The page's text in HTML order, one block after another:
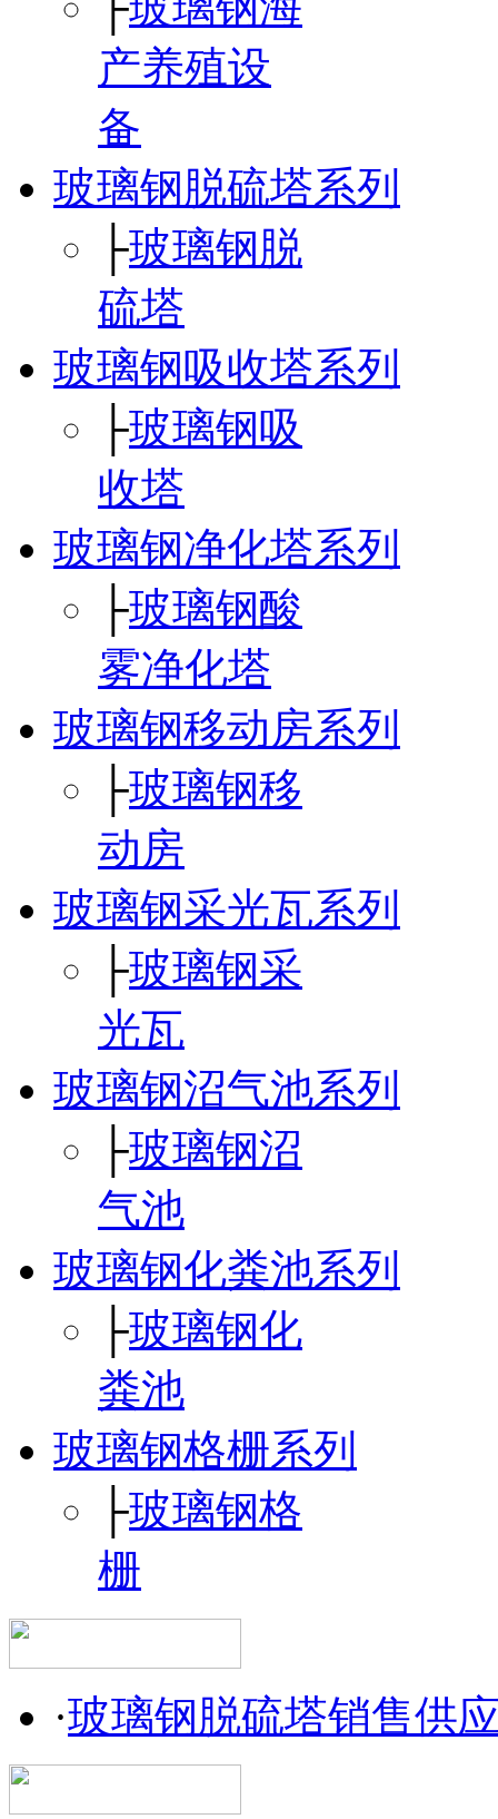
产养殖设
备
玻璃钢脱硫塔系列
├玻璃钢脱
硫塔
玻璃钢吸收塔系列
├玻璃钢吸
收塔
玻璃钢净化塔系列
├玻璃钢酸
雾净化塔
玻璃钢移动房系列
├玻璃钢移
动房
玻璃钢采光瓦系列
├玻璃钢采
光瓦
玻璃钢沼气池系列
├玻璃钢沼
气池
玻璃钢化粪池系列
├玻璃钢化
粪池
玻璃钢格栅系列
├玻璃钢格
栅
·玻璃钢脱硫塔销售供